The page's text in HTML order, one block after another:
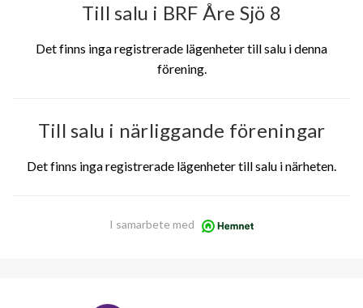
Till salu i BRF Åre Sjö 8
Det finns inga registrerade lägenheter till salu i denna
förening.
Till salu i närliggande föreningar
Det finns inga registrerade lägenheter till salu i närheten.
I samarbete med